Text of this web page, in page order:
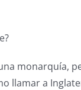
monarquía,
llamar a